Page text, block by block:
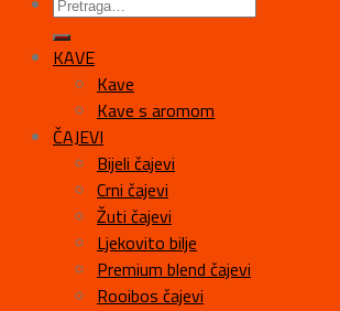
KAVE
Kave
Kave s aromom
ČAJEVI
Bijeli čajevi
Crni čajevi
Žuti čajevi
Ljekovito bilje
Premium blend čajevi
Rooibos čajevi